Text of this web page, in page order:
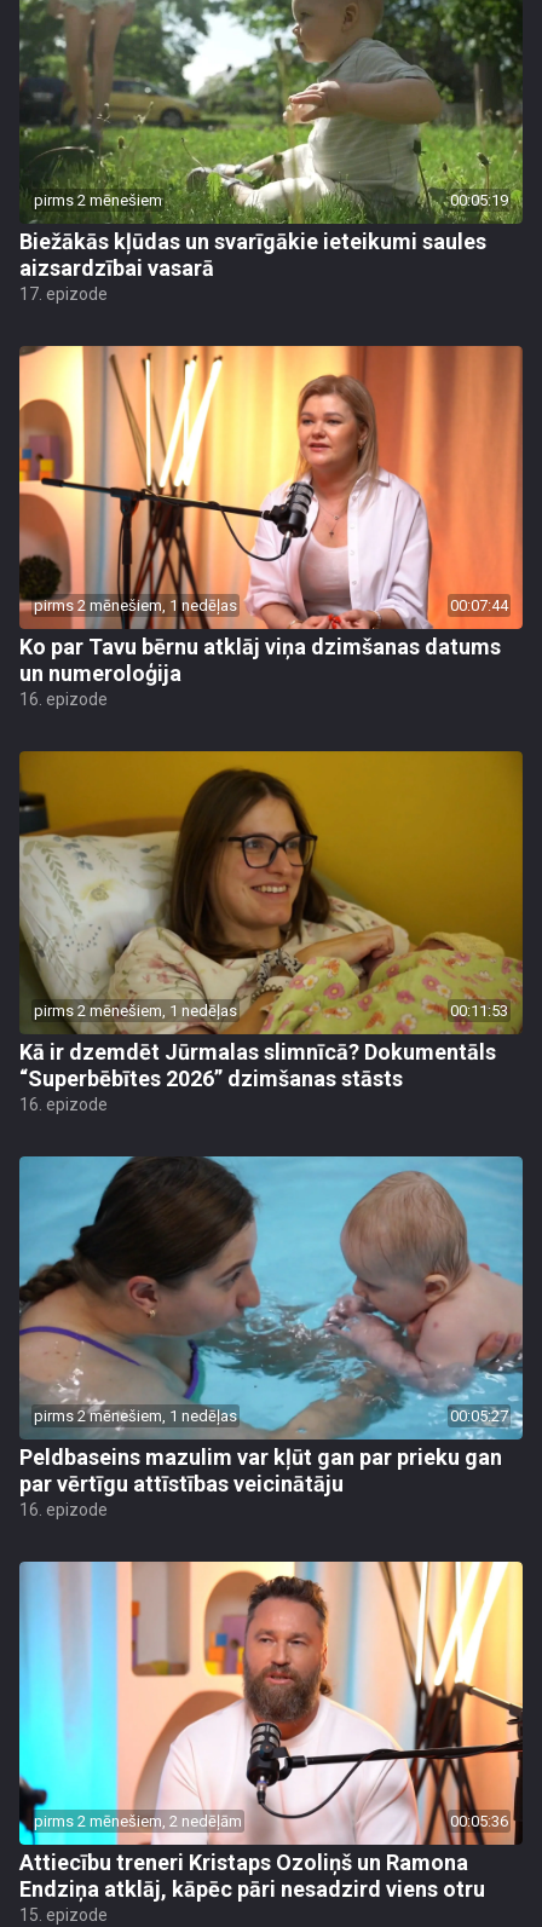
pirms 2 mēnešiem 00:05:19
Biežākās kļūdas un svarīgākie ieteikumi saules
aizsardzībai vasarā
17. epizode
pirms 2 mēnešiem, 1 nedēļas 00:07:44
Ko par Tavu bērnu atklāj viņa dzimšanas datums
un numeroloģija
16. epizode
pirms 2 mēnešiem, 1 nedēļas 00:11:53
Kā ir dzemdēt Jūrmalas slimnīcā? Dokumentāls
“Superbēbītes 2026” dzimšanas stāsts
16. epizode
pirms 2 mēnešiem, 1 nedēļas 00:05:27
Peldbaseins mazulim var kļūt gan par prieku gan
par vērtīgu attīstības veicinātāju
16. epizode
pirms 2 mēnešiem, 2 nedēļām 00:05:36
Attiecību treneri Kristaps Ozoliņš un Ramona
Endziņa atklāj, kāpēc pāri nesadzird viens otru
15. epizode